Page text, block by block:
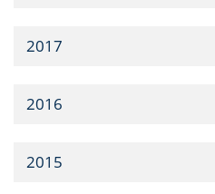
2017
2016
2015